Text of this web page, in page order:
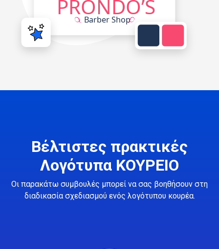
Βέλτιστες πρακτικές
Λογότυπα ΚΟΥΡΕΙΟ
Οι παρακάτω συμβουλές μπορεί να σας βοηθήσουν στη
διαδικασία σχεδιασμού ενός λογότυπου κουρέα.